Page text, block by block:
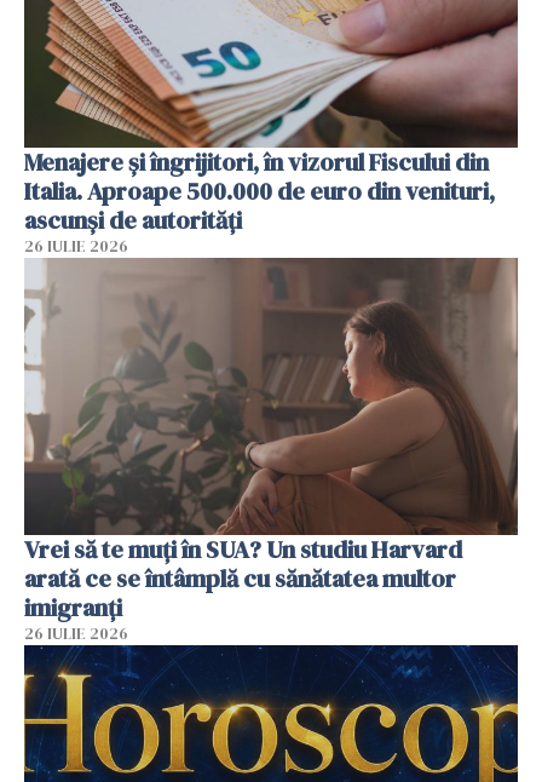
Menajere și îngrijitori, în vizorul Fiscului din
Italia. Aproape 500.000 de euro din venituri,
ascunși de autorități
26 IULIE 2026
Vrei să te muți în SUA? Un studiu Harvard
arată ce se întâmplă cu sănătatea multor
imigranți
26 IULIE 2026